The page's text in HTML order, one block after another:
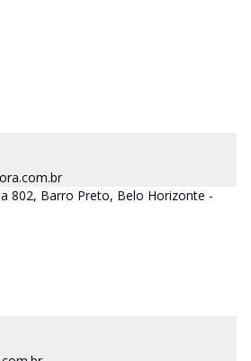
802, Barro Preto, Belo Horizonte -